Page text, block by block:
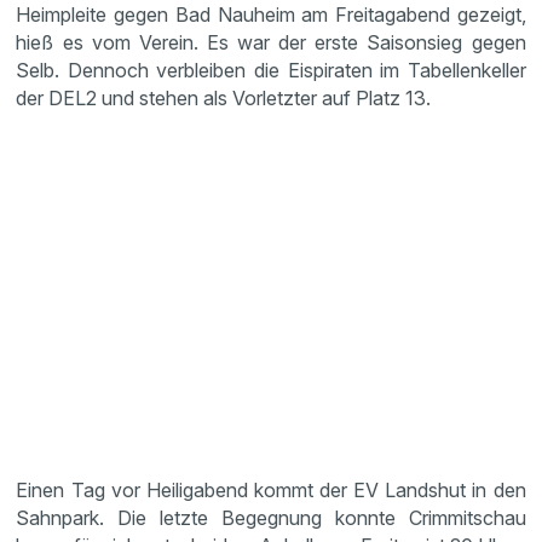
Heimpleite gegen Bad Nauheim am Freitagabend gezeigt,
hieß es vom Verein. Es war der erste Saisonsieg gegen
Selb. Dennoch verbleiben die Eispiraten im Tabellenkeller
der DEL2 und stehen als Vorletzter auf Platz 13.
Einen Tag vor Heiligabend kommt der EV Landshut in den
Sahnpark. Die letzte Begegnung konnte Crimmitschau